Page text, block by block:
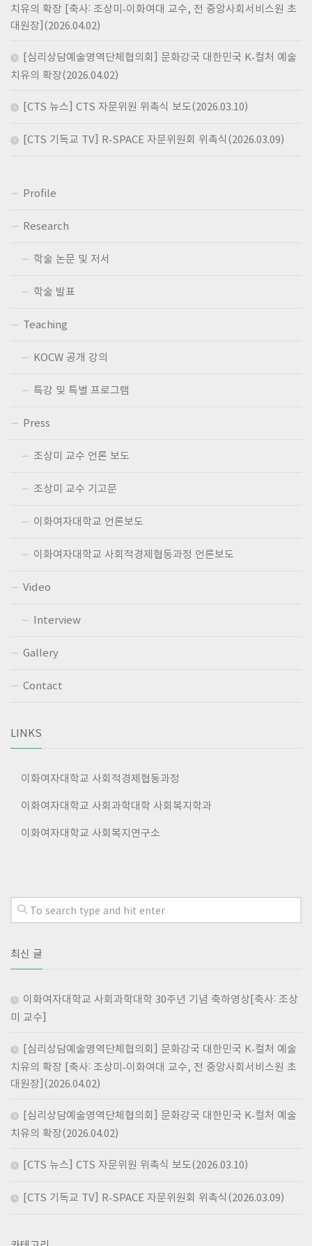
치유의 확장 [축사: 조상미-이화여대 교수, 전 중앙사회서비스원 초
대원장](2026.04.02)
[심리상담예술영역단체협의회] 문화강국 대한민국 K-컬처 예술
치유의 확장(2026.04.02)
[CTS 뉴스] CTS 자문위원 위촉식 보도(2026.03.10)
[CTS 기독교 TV] R-SPACE 자문위원회 위촉식(2026.03.09)
Profile
Research
학술 논문 및 저서
학술 발표
Teaching
KOCW 공개 강의
특강 및 특별 프로그램
Press
조상미 교수 언론 보도
조상미 교수 기고문
이화여자대학교 언론보도
이화여자대학교 사회적경제협동과정 언론보도
Video
Interview
Gallery
Contact
LINKS
이화여자대학교 사회적경제협동과정
이화여자대학교 사회과학대학 사회복지학과
이화여자대학교 사회복지연구소
최신 글
이화여자대학교 사회과학대학 30주년 기념 축하영상[축사: 조상
미 교수]
[심리상담예술영역단체협의회] 문화강국 대한민국 K-컬처 예술
치유의 확장 [축사: 조상미-이화여대 교수, 전 중앙사회서비스원 초
대원장](2026.04.02)
[심리상담예술영역단체협의회] 문화강국 대한민국 K-컬처 예술
치유의 확장(2026.04.02)
[CTS 뉴스] CTS 자문위원 위촉식 보도(2026.03.10)
[CTS 기독교 TV] R-SPACE 자문위원회 위촉식(2026.03.09)